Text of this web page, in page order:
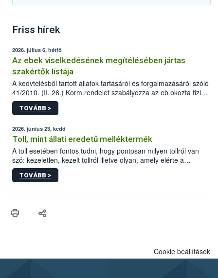
Friss hírek
2026. július 6, hétfő
Az ebek viselkedésének megítélésében jártas
szakértők listája
A kedvtelésből tartott állatok tartásáról és forgalmazásáról szóló
41/2010. (II. 26.) Korm.rendelet szabályozza az eb okozta fizikai
sérülés, illetve ennek veszélye keletkezésekor felmerülő
hatósági feladatokat, valamint a veszélyes eb tartását és annak
vonni az ebek viselkedésének megítélésében jártas szakértőt.
TOVÁBB >
2026. június 23, kedd
Toll, mint állati eredetű melléktermék
A toll esetében fontos tudni, hogy pontosan milyen tollról van
szó: kezeletlen, kezelt tollról illetve olyan, amely elérte a
„végpontját”.
TOVÁBB >
Cookie beállítások